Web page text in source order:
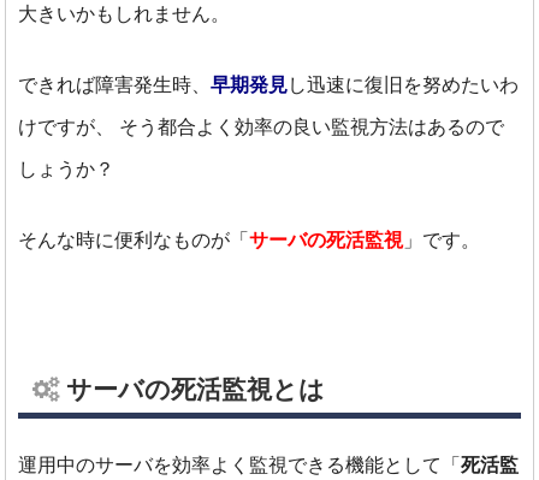
大きいかもしれません。
できれば障害発生時、早期発見し迅速に復旧を努めたいわ
けですが、 そう都合よく効率の良い監視方法はあるので
しょうか？
そんな時に便利なものが「サーバの死活監視」です。
サーバの死活監視とは
運用中のサーバを効率よく監視できる機能として「死活監